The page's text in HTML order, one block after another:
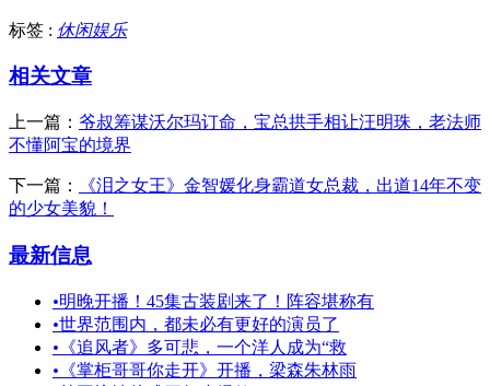
标签 : 休闲娱乐
相关文章
上一篇： 爷叔筹谋沃尔玛订命，宝总拱手相让汪明珠，老法师
不懂阿宝的境界
下一篇：
《泪之女王》金智媛化身霸道女总裁，出道14年不变
的少女美貌！
最新信息
•明晚开播！45集古装剧来了！阵容堪称有
•世界范围内，都未必有更好的演员了
• 《追风者》多可悲，一个洋人成为“救
• 《掌柜哥哥你走开》开播，梁森朱林雨